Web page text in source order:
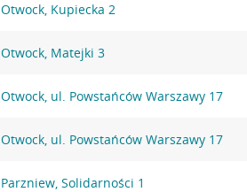
Otwock, Kupiecka 2
Otwock, Matejki 3
Otwock, ul. Powstańców Warszawy 17
Otwock, ul. Powstańców Warszawy 17
Parzniew, Solidarności 1